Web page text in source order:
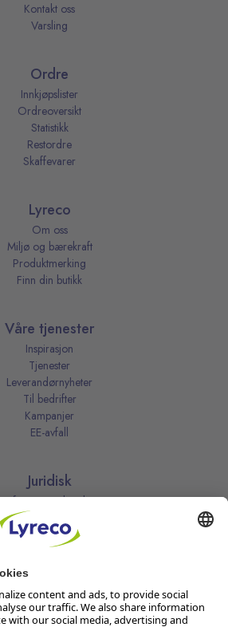
Kontakt oss
Varsling
Ordre
Innkjøpslister
Ordreoversikt
Statistikk
Restordre
Skaffevarer
Lyreco
Om oss
Miljø og bærekraft
Produktmerking
Finn din butikk
Våre tjenester
Inspirasjon
Tjenester
Leverandørnyheter
Til bedrifter
Kampanjer
EE-avfall
Juridisk
Informasjonskapsler
Kjøpsbetingelser
Personvernerklæring
Vilkår
for kundeklubben
Åpenhetsloven
personvernsinnstillinger